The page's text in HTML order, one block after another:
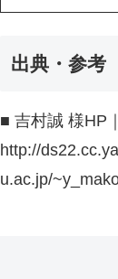
出典・参考
■ 吉村誠 様HP｜
http://
u.ac.jp/